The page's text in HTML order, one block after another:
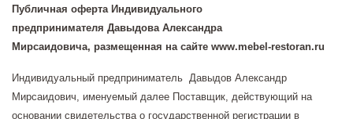
Публичная оферта Индивидуального
предпринимателя Давыдова Александра
Мирсаидовича, размещенная на сайте www.mebel -restoran.ru
Индивидуальный предприниматель Давыдов Александр
Мирсаидович, именуемый далее Поставщик, действующий на
основании свидетельства о государственной регистрации в